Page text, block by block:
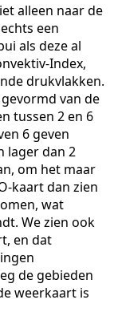
alleen naar de
een
als deze al
Index,
drukvlakken.
van de
tussen 2 en 6
6 geven
lager dan 2
om het maar
kaart dan zien
wat
We zien ook
en dat
de gebieden
weerkaart is